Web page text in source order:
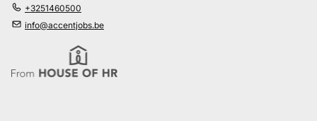
+3251460500
info@accentjobs.be